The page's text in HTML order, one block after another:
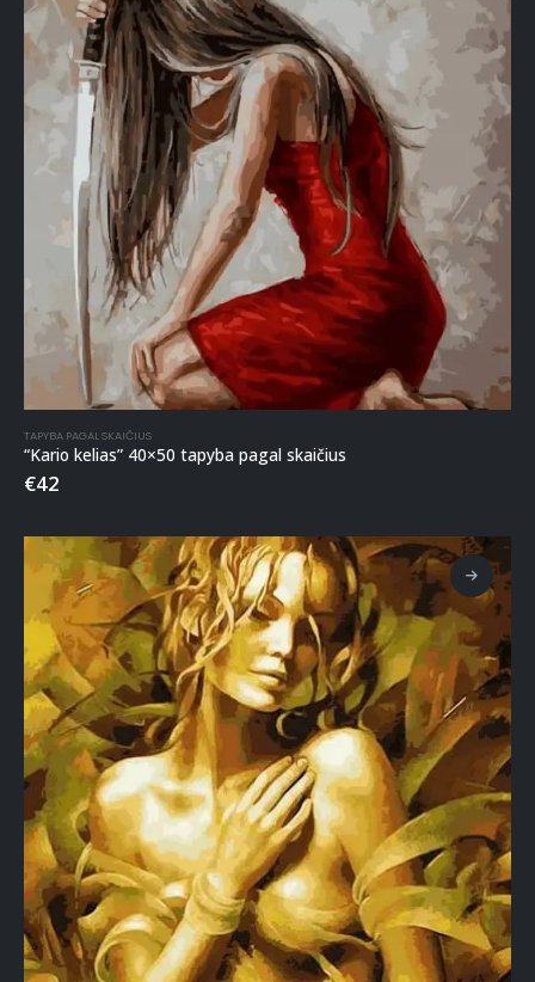
TAPYBA PAGAL SKAIČIUS
“Kario kelias” 40×50 tapyba pagal skaičius
€42